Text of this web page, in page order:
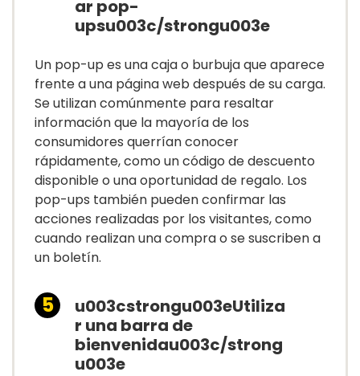
ar pop-
upsu003c/strongu003e
Un pop-up es una caja o burbuja que aparece
frente a una página web después de su carga.
Se utilizan comúnmente para resaltar
información que la mayoría de los
consumidores querrían conocer
rápidamente, como un código de descuento
disponible o una oportunidad de regalo. Los
pop-ups también pueden confirmar las
acciones realizadas por los visitantes, como
cuando realizan una compra o se suscriben a
un boletín.
u003cstrongu003eUtiliza
r una barra de
bienvenidau003c/strong
u003e